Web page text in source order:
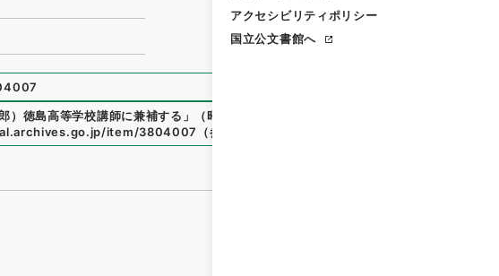
アクセシビリティポリシー
国立公文書館へ
徳島高等学校講師に兼補する 」 （昭５９文部01841100-03200
item/3804007 （参照